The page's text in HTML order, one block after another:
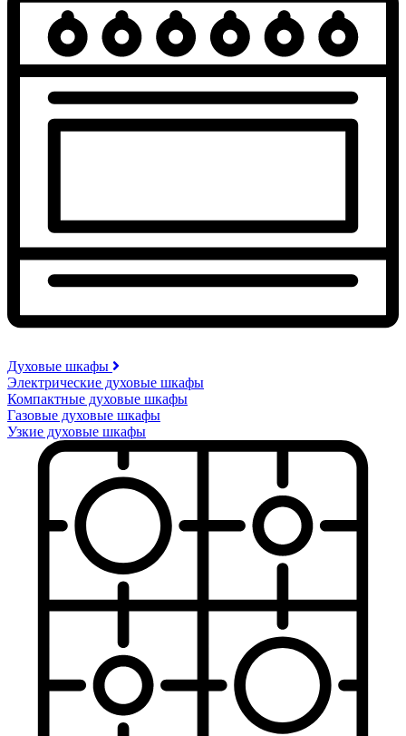
Духовые шкафы
Электрические духовые шкафы
Компактные духовые шкафы
Газовые духовые шкафы
Узкие духовые шкафы